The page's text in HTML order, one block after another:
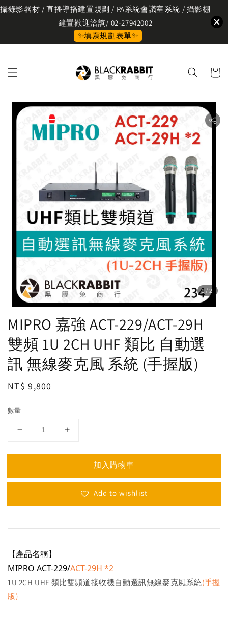
攝錄影器材 / 直播導播建置規劃 / PA系統會議室系統 / 攝影棚
建置歡迎洽詢/ 02-27942002
✨填寫規劃表單✨
1 /2
MIPRO 嘉強 ACT-229/ACT-29H
雙頻 1U 2CH UHF 類比 自動選
訊 無線麥克風 系統 (手握版)
Regular
NT$ 9,800
數量
加入購物車
Add to wishlist
【產品名稱】
MIPRO ACT-229/ACT-29H *2
1U 2CH UHF 類比雙頻道接收機自動選訊無線麥克風系統(手握
版)